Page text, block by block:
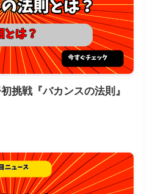
挑戦『バカンスの法則』